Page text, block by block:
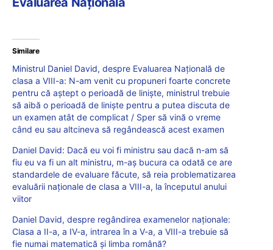
Similare
Ministrul Daniel David, despre Evaluarea Națională de
clasa a VIII-a: N-am venit cu propuneri foarte concrete
pentru că aștept o perioadă de liniște, ministrul trebuie
să aibă o perioadă de liniște pentru a putea discuta de
un examen atât de complicat / Sper să vină o vreme
când eu sau altcineva să regândească acest examen
Daniel David: Dacă eu voi fi ministru sau dacă n-am să
fiu eu va fi un alt ministru, m-aș bucura ca odată ce are
standardele de evaluare făcute, să reia problematizarea
evaluării naționale de clasa a VIII-a, la începutul anului
viitor
Daniel David, despre regândirea examenelor naționale:
Clasa a II-a, a IV-a, intrarea în a V-a, a VIII-a trebuie să
fie numai matematică și limba română?